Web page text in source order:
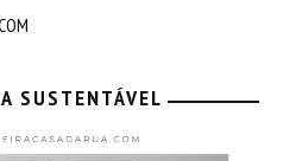
SUSTENTÁVEL